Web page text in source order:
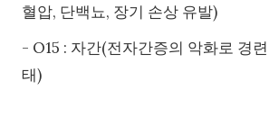
혈압, 단백뇨, 장기 손상 유발)
- O15 : 자간(전자간증의 악화로 경
태)